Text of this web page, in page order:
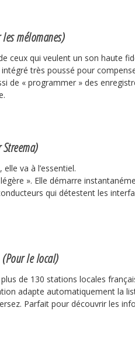
mélomanes)
ceux qui veulent un son haute
intégré très poussé pour
de « programmer » des
va à l’essentiel.
légère ». Elle démarre
qui détestent les
(Pour le local)
de 130 stations locales
adapte automatiquement la
Parfait pour découvrir les